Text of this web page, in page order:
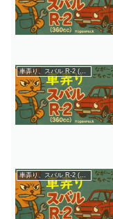
車弄り、スバル R-2 (360cc)